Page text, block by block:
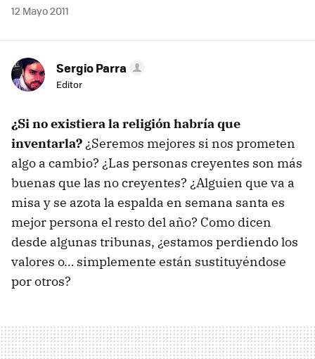
12 Mayo 2011
Sergio Parra
Editor
¿Si no existiera la religión habría que
inventarla?¿Seremos mejores si nos prometen
algo a cambio? ¿Las personas creyentes son más
buenas que las no creyentes? ¿Alguien que va a
misa y se azota la espalda en semana santa es
mejor persona el resto del año? Como dicen
desde algunas tribunas, ¿estamos perdiendo los
valores o… simplemente están sustituyéndose
por otros?